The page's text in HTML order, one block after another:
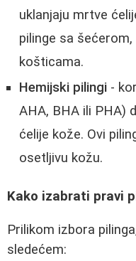
uklanjaju mrtve
pilinge sa
košticama.
Hemijski pilingi -
AHA, BHA ili PHA)
ćelije kože. Ovi
osetljivu kožu.
Kako izabrati pravi
Prilikom izbora
sledećem: